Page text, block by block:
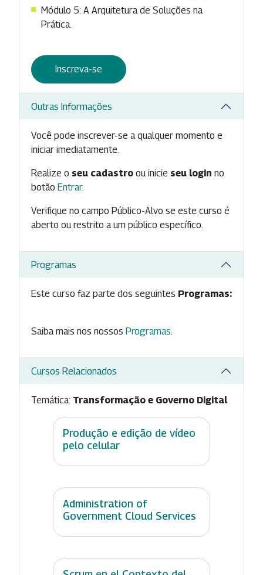
Módulo 5: A Arquitetura de Soluções na
Prática.
Inscreva-se
Outras Informações
Você pode inscrever-se a qualquer momento e
iniciar imediatamente.
Realize o seu cadastro ou inicie seu login no
botão Entrar.
Verifique no campo Público-Alvo se este curso é
aberto ou restrito a um público específico.
Programas
Este curso faz parte dos seguintes Programas:
Saiba mais nos nossos Programas.
Cursos Relacionados
Temática: Transformação e Governo Digital
Produção e edição de vídeo
pelo celular
Administration of
Government Cloud Services